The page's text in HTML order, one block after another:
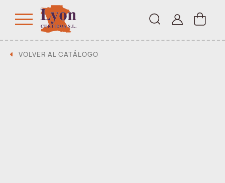
VOLVER AL CATÁLOGO